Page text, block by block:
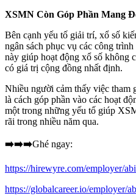
XSMN Còn Góp Phần Mang
Bên cạnh yếu tố giải trí, xổ số
ngân sách phục vụ các công
này giúp hoạt động xổ số không
có giá trị cộng đồng nhất định.
Nhiều người cảm thấy việc tham
là cách góp phần vào các hoạt
một trong những yếu tố giúp
rãi trong nhiều năm qua.
➡️➡️➡️Ghé ngay:
https://hirewyre.com/employer/
https://globalcareer.io/employer/